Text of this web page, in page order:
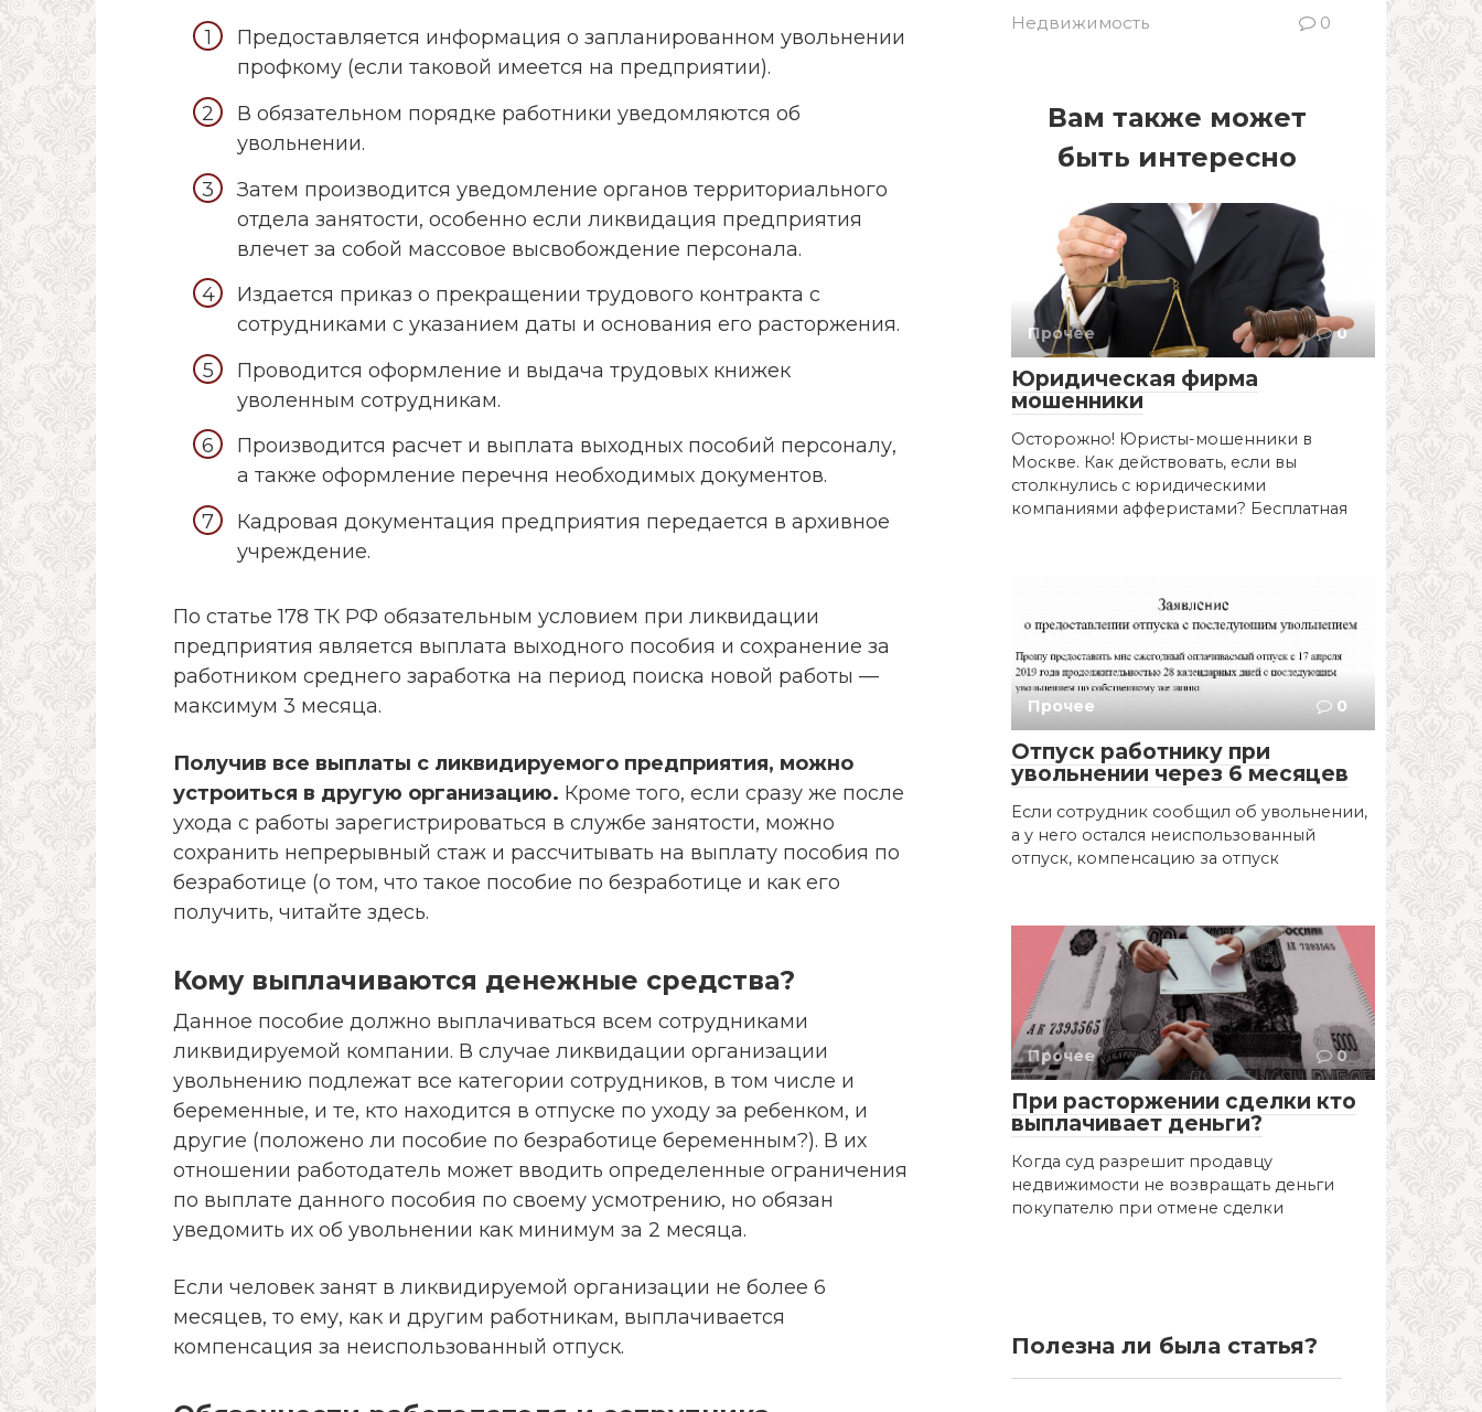
Предоставляется информация о запланированном увольнении
профкому (если таковой имеется на предприятии).
В обязательном порядке работники уведомляются об
увольнении.
Затем производится уведомление органов территориального
отдела занятости, особенно если ликвидация предприятия
влечет за собой массовое высвобождение персонала.
Издается приказ о прекращении трудового контракта с
сотрудниками с указанием даты и основания его расторжения.
Проводится оформление и выдача трудовых книжек
уволенным сотрудникам.
Производится расчет и выплата выходных пособий персоналу,
а также оформление перечня необходимых документов.
Кадровая документация предприятия передается в архивное
учреждение.
По статье 178 ТК РФ обязательным условием при ликвидации
предприятия является выплата выходного пособия и сохранение за
работником среднего заработка на период поиска новой работы —
максимум 3 месяца.
Получив все выплаты с ликвидируемого предприятия, можно
устроиться в другую организацию. Кроме того, если сразу же после
ухода с работы зарегистрироваться в службе занятости, можно
сохранить непрерывный стаж и рассчитывать на выплату пособия по
безработице (о том, что такое пособие по безработице и как его
получить, читайте здесь.
Кому выплачиваются денежные средства?
Данное пособие должно выплачиваться всем сотрудниками
ликвидируемой компании. В случае ликвидации организации
увольнению подлежат все категории сотрудников, в том числе и
беременные, и те, кто находится в отпуске по уходу за ребенком, и
другие (положено ли пособие по безработице беременным?). В их
отношении работодатель может вводить определенные ограничения
по выплате данного пособия по своему усмотрению, но обязан
уведомить их об увольнении как минимум за 2 месяца.
Если человек занят в ликвидируемой организации не более 6
месяцев, то ему, как и другим работникам, выплачивается
компенсация за неиспользованный отпуск.
Недвижимость
0
Вам также может
быть интересно
Прочее 0
Юридическая фирма
мошенники
Осторожно! Юристы-мошенники в
Москве. Как действовать, если вы
столкнулись с юридическими
компаниями афферистами? Бесплатная
Прочее 0
Отпуск работнику при
увольнении через 6 месяцев
Если сотрудник сообщил об увольнении,
а у него остался неиспользованный
отпуск, компенсацию за отпуск
Прочее 0
При расторжении сделки кто
выплачивает деньги?
Когда суд разрешит продавцу
недвижимости не возвращать деньги
покупателю при отмене сделки
Полезна ли была статья?